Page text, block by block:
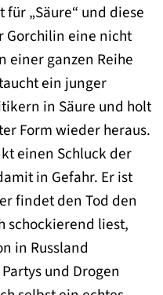
für „Säure“ und diese
Gorchilin eine nicht
einer ganzen Reihe
ein junger
in Säure und holt
Form wieder heraus.
einen Schluck der
in Gefahr. Er ist
findet den Tod den
schockierend liest,
in Russland
und Drogen